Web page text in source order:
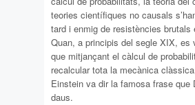
teories científiques no causals
tard i enmig de resistències brutals
Quan, a principis del segle XIX, es
que mitjançant el càlcul de
recalcular tota la mecànica
Einstein va dir la famosa frase que
daus.